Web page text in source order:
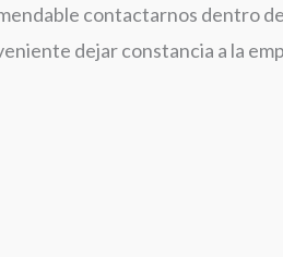
contactarnos dentro
dejar constancia a la